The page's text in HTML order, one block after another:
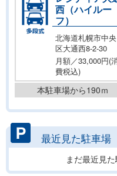
西（ハイルー
フ）
北海道札幌市中央
区大通西8-2-30
月額／33,000円(
費税込)
本駐車場から190ｍ
最近見た駐車場
まだ最近見た